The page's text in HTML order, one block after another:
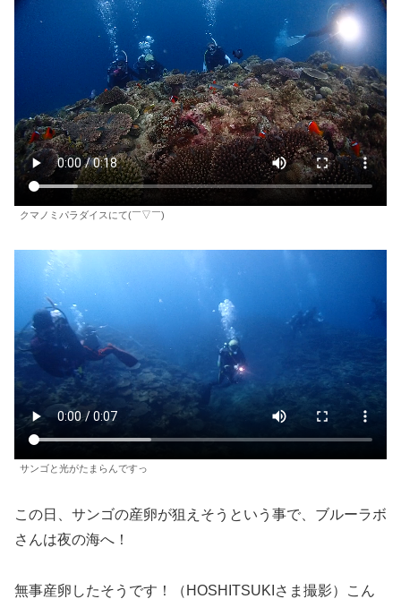
クマノミパラダイスにて(￣▽￣)
サンゴと光がたまらんですっ
この日、サンゴの産卵が狙えそうという事で、ブルーラボ
さんは夜の海へ！
無事産卵したそうです！（HOSHITSUKIさま撮影）こん